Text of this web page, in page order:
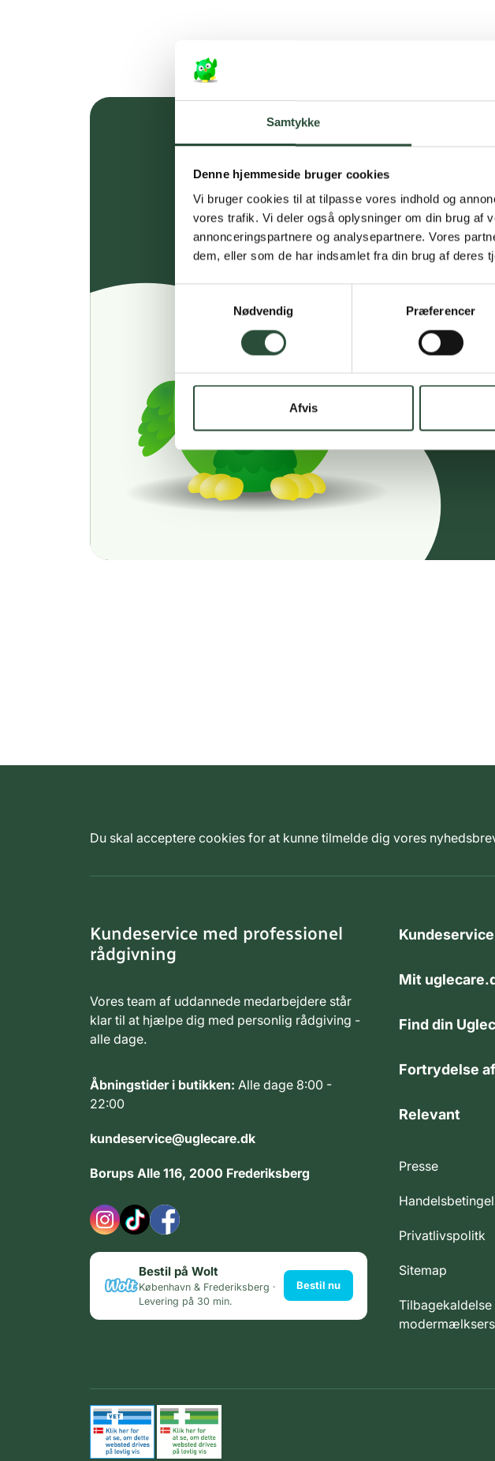
Samtykke
Denne hjemmeside bruger cookies
Vi bruger cookies til at tilpasse vores indhold og
vores trafik. Vi deler også oplysninger om din brug af
annonceringspartnere og analysepartnere. Vores
dem, eller som de har indsamlet fra din brug af deres
Nødvendig
Præferencer
Afvis
Du skal acceptere cookies for at kunne tilmelde dig vores
Kundeservice med professionel
rådgivning
Vores team af uddannede medarbejdere står
klar til at hjælpe dig med personlig rådgiving -
alle dage.
Åbningstider i butikken: Alle dage 8:00 -
22:00
kundeservice@uglecare.dk
Borups Alle 116, 2000 Frederiksberg
Bestil på Wolt
København & Frederiksberg ·
Levering på 30 min.
Bestil nu
Kundeservice
Mit
Find din
Fortrydelse
Relevant
Presse
Privatlivspolitk
Sitemap
Tilbagekaldelse